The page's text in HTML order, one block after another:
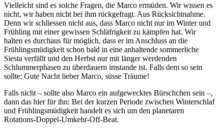
Vielleicht sind es solche Fragen, die Marco ermüden. Wir wissen es
nicht, wir haben nicht bei ihm rückgefragt. Aus Rücksichtnahme.
Denn wir schliessen nicht aus, dass Marco nicht nur im Winter und
Frühling mit einer gewissen Schläfrigkeit zu kämpfen hat. Wir
halten es durchaus für möglich, dass er im Anschluss an die
Frühlingsmüdigkeit schon bald in eine anhaltende sommerliche
Siesta verfällt und den Herbst nur mit länger werdenden
Schlummerphasen zu überdauern imstande ist. Falls dem so sein
sollte: Gute Nacht lieber Marco, süsse Träume!
Falls nicht – sollte also Marco ein aufgewecktes Bürschchen sein –,
dann das hier für ihn: Bei der kurzen Periode zwischen Winterschlaf
und Frühlingsmüdigkeit handelt es sich um den planetaren
Rotations-Doppel-Umkehr-Off-Beat.